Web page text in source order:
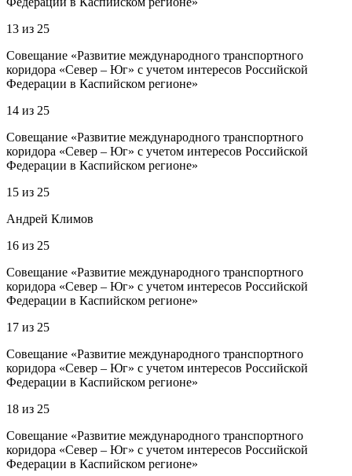
13 из 25
Совещание «Развитие международного транспортного
коридора «Север – Юг» с учетом интересов Российской
Федерации в Каспийском регионе»
14 из 25
Совещание «Развитие международного транспортного
коридора «Север – Юг» с учетом интересов Российской
Федерации в Каспийском регионе»
15 из 25
Андрей Климов
16 из 25
Совещание «Развитие международного транспортного
коридора «Север – Юг» с учетом интересов Российской
Федерации в Каспийском регионе»
17 из 25
Совещание «Развитие международного транспортного
коридора «Север – Юг» с учетом интересов Российской
Федерации в Каспийском регионе»
18 из 25
Совещание «Развитие международного транспортного
коридора «Север – Юг» с учетом интересов Российской
Федерации в Каспийском регионе»